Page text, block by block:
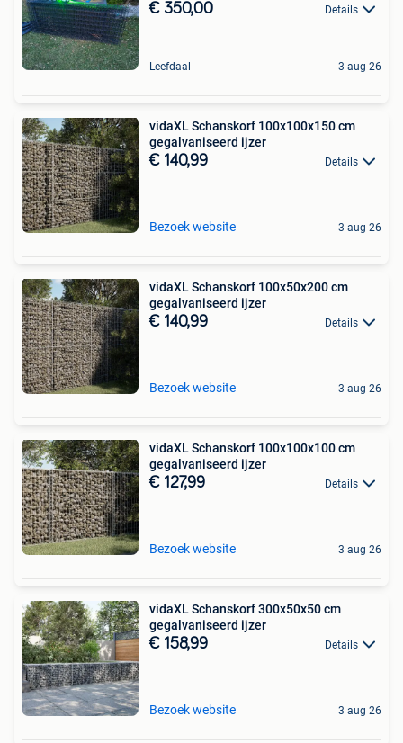
€ 350,00 Details
Leefdaal 3 aug 26
vidaXL Schanskorf 100x100x150 cm
gegalvaniseerd ijzer
€ 140,99 Details
Bezoek website 3 aug 26
vidaXL Schanskorf 100x50x200 cm
gegalvaniseerd ijzer
€ 140,99 Details
Bezoek website 3 aug 26
vidaXL Schanskorf 100x100x100 cm
gegalvaniseerd ijzer
€ 127,99 Details
Bezoek website 3 aug 26
vidaXL Schanskorf 300x50x50 cm
gegalvaniseerd ijzer
€ 158,99 Details
Bezoek website 3 aug 26